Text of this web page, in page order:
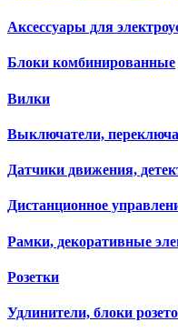
Аксессуары для
Блоки комбинированные
Вилки
Выключатели,
Датчики движения,
Дистанционное
Рамки, декоративные
Розетки
Удлинители, блоки